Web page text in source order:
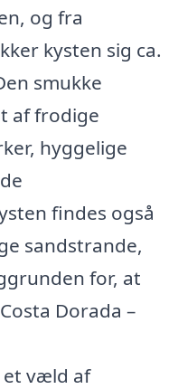
og fra
kysten sig ca.
smukke
af frodige
hyggelige
findes også
sandstrande,
for, at
Dorada –
et væld af